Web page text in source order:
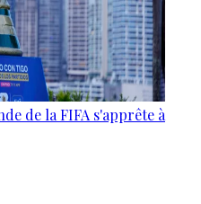
de la FIFA s'apprête à